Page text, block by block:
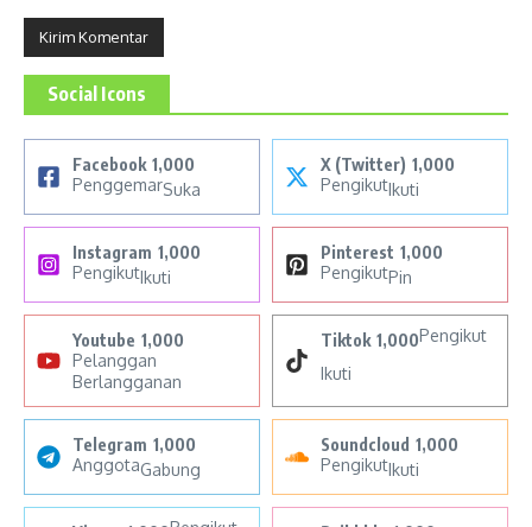
Social Icons
Facebook 1,000
PenggemarSuka
X (Twitter) 1,000
PengikutIkuti
Instagram 1,000
PengikutIkuti
Pinterest 1,000
PengikutPin
Youtube 1,000
Pelanggan
Berlangganan
Tiktok 1,000Pengikut
Ikuti
Telegram 1,000
AnggotaGabung
Soundcloud 1,000
PengikutIkuti